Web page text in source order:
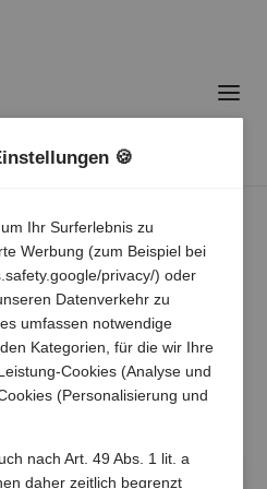
🍪
Ihr Surferlebnis zu
Werbung (zum Beispiel bei
privacy/) oder
Datenverkehr zu
umfassen notwendige
Kategorien, für die wir Ihre
Cookies (Analyse und
(Personalisierung und
nach Art. 49 Abs. 1 lit. a
daher zeitlich begrenzt